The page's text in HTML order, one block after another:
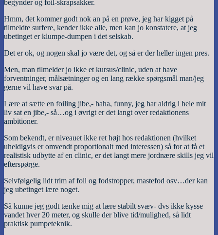
begynder og foil-skrapsakker.
Hmm, det kommer godt nok an på en prøve, jeg har kigget på
tilmeldte surfere, kender ikke alle, men kan jo konstatere, at jeg
ubetinget er klumpe-dumpen i det selskab.
Det er ok, og nogen skal jo være det, og så er der heller ingen pres.
Men, man tilmelder jo ikke et kursus/clinic, uden at have
forventninger, målsætninger og en lang række spørgsmål man/jeg
gerne vil have svar på.
Lære at sætte en foiling jibe,- haha, funny, jeg har aldrig i hele mit
liv sat en jibe,- så…og i øvrigt er det langt over redaktionens
ambitioner.
Som bekendt, er niveauet ikke ret højt hos redaktionen (hvilket
uheldigvis er omvendt proportionalt med interessen) så for at få et
realistisk udbytte af en clinic, er det langt mere jordnære skills jeg vil
efterspørge.
Selvfølgelig lidt trim af foil og fodstropper, mastefod osv…der kan
jeg ubetinget lære noget.
Så kunne jeg godt tænke mig at lære stabilt svæv- dvs ikke kysse
vandet hver 20 meter, og skulle der blive tid/mulighed, så lidt
praktisk pumpeteknik.